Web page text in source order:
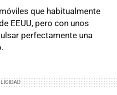
que habitualmente
EEUU, pero con unos
perfectamente una